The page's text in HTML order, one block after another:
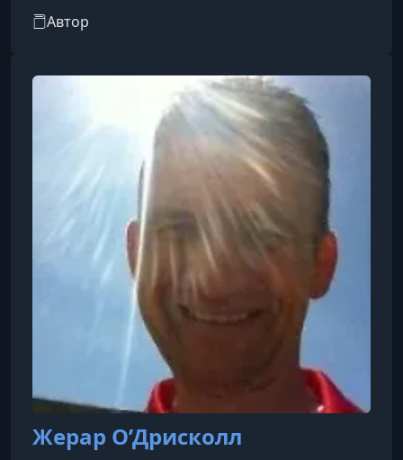
коммерческом и промышленном
строительстве, а также в ремонте и
электрическим подрядчиком, Дэйв сталкивался
с многочисленными случаями, когда люди,
желая сэкономить, выполняли опасные
электрические работы своими руками, что
приводило к угрозам возгораний и проблемам
с безопасность
Автор
Жерар О’Дрисколл